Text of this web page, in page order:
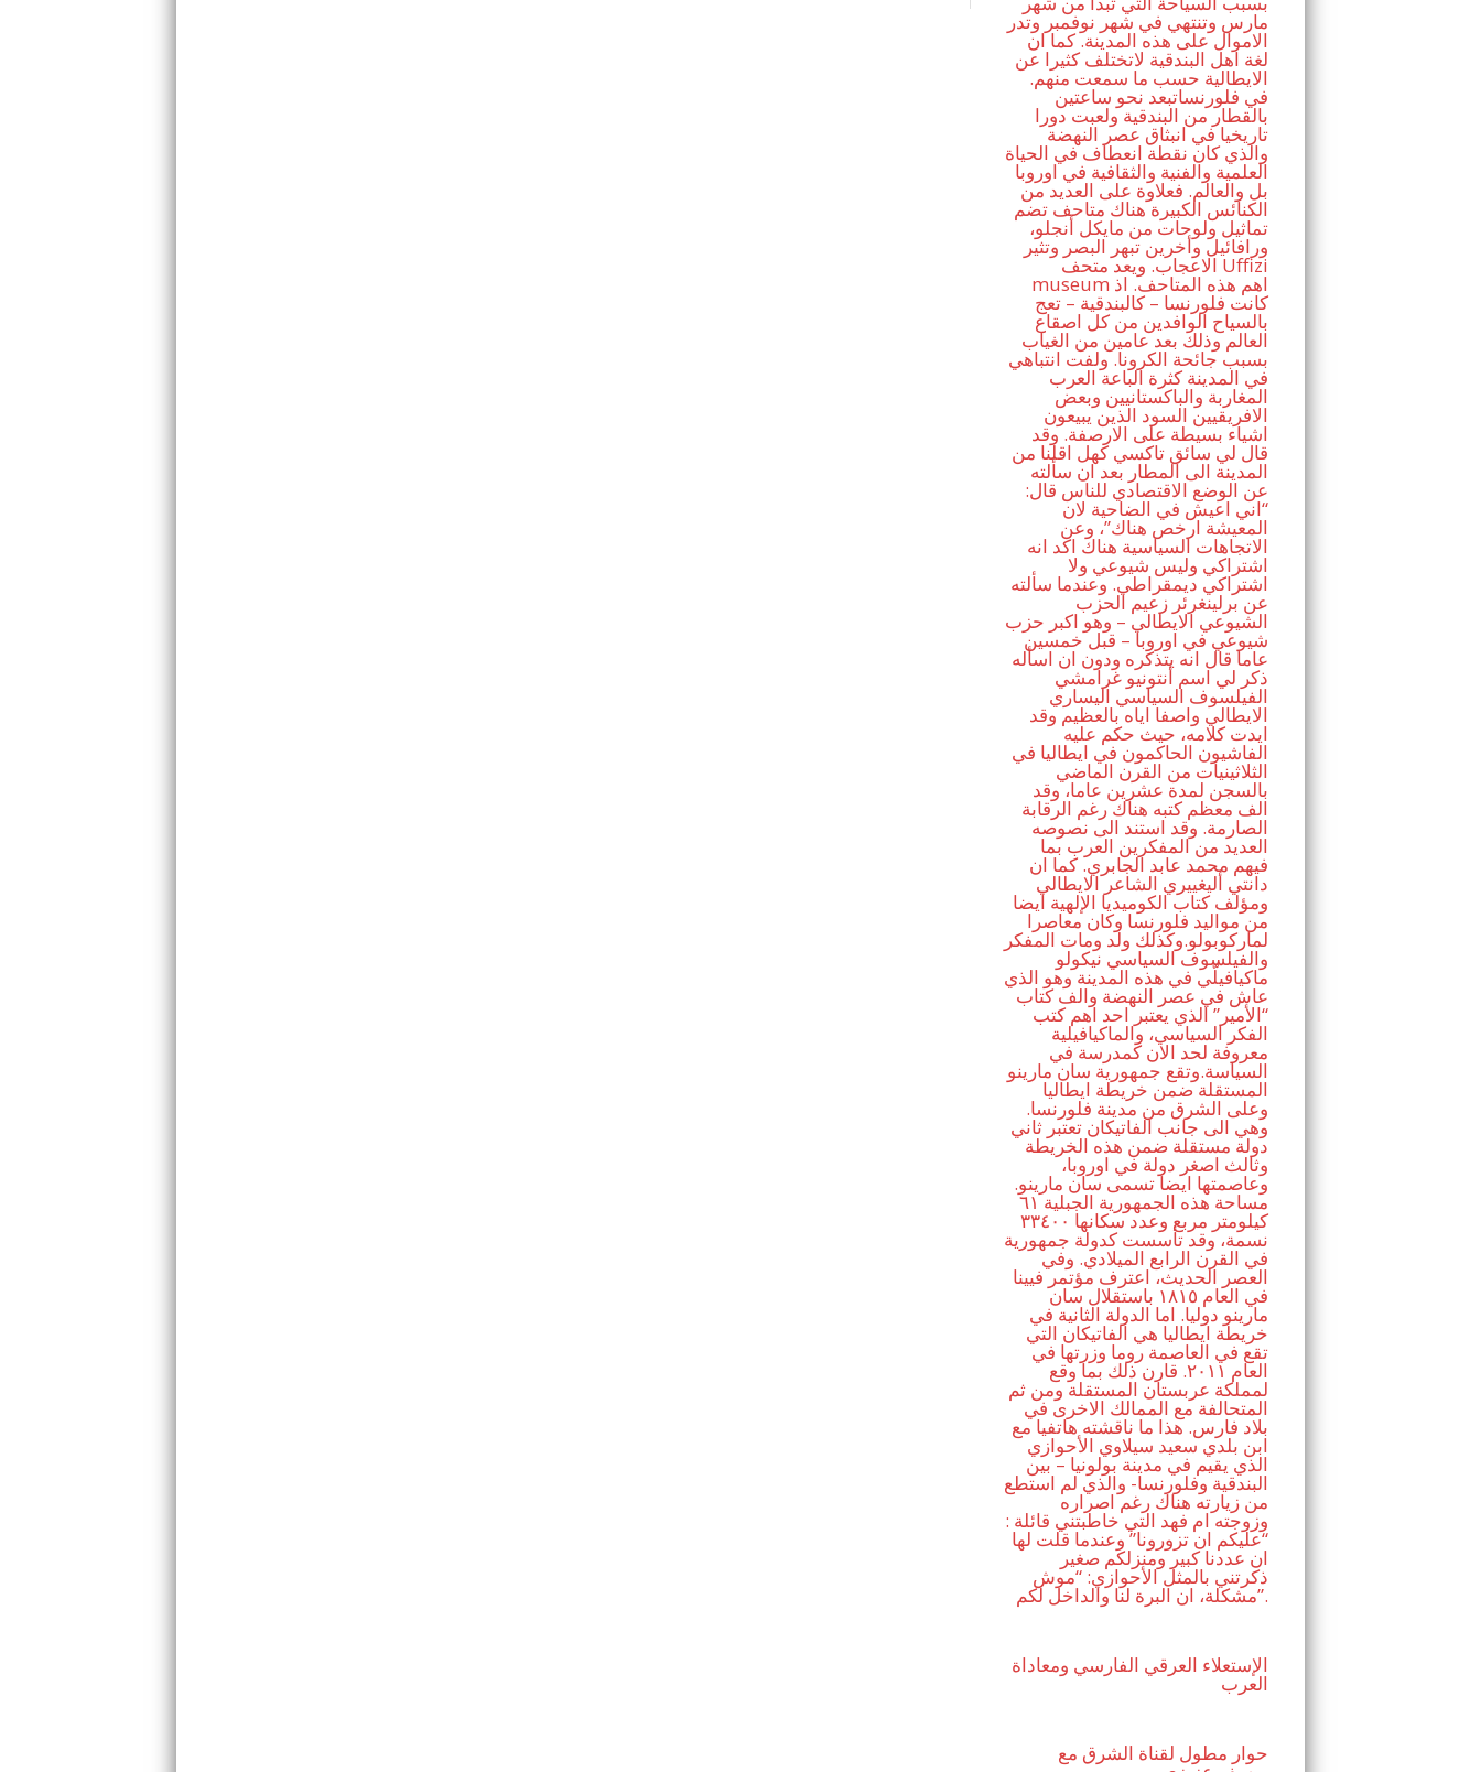
مارس وتنتهي في شهر نوفمبر وتدر
الاموال على هذه المدينة. كما ان
لغة اهل البندقية لاتختلف كثيرا عن
الايطالية حسب ما سمعت منهم.
في فلورنساتبعد نحو ساعتين
بالقطار من البندقية ولعبت دورا
تاريخيا في انبثاق عصر النهضة
والذي كان نقطة انعطاف في الحياة
العلمية والفنية والثقافية في اوروبا
بل والعالم. فعلاوة على العديد من
الكنائس الكبيرة هناك متاحف تضم
تماثيل ولوحات من مايكل أنجلو،
ورافائيل وأخرين تبهر البصر وتثير
الاعجاب. ويعد متحف Uffizi
museum اهم هذه المتاحف. اذ
كانت فلورنسا – كالبندقية – تعج
بالسياح الوافدين من كل اصقاع
العالم وذلك بعد عامين من الغياب
بسبب جائحة الكرونا. ولفت انتباهي
في المدينة كثرة الباعة العرب
المغاربة والباكستانيين وبعض
الافريقيين السود الذين يبيعون
اشياء بسيطة على الارصفة. وقد
قال لي سائق تاكسي كهل اقلنا من
المدينة الى المطار بعد ان سألته
عن الوضع الاقتصادي للناس قال:
“اني اعيش في الضاحية لان
المعيشة ارخص هناك”، وعن
الاتجاهات السياسية هناك اكد انه
اشتراكي وليس شيوعي ولا
اشتراكي ديمقراطي. وعندما سألته
عن برلينغرئر زعيم الحزب
الشيوعي الايطالي – وهو اكبر حزب
شيوعي في اوروبا – قبل خمسين
عاما قال انه يتذكره ودون ان اسأله
ذكر لي اسم أنتونيو غرامشي
الفيلسوف السياسي اليساري
الايطالي واصفا اياه بالعظيم وقد
ايدت كلامه، حيث حكم عليه
الفاشيون الحاكمون في ايطاليا في
الثلاثينيات من القرن الماضي
بالسجن لمدة عشرين عاما، وقد
الف معظم كتبه هناك رغم الرقابة
الصارمة. وقد استند الى نصوصه
العديد من المفكرين العرب بما
فيهم محمد عابد الجابري. كما ان
دانتي أليغييري الشاعر الايطالي
ومؤلف كتاب الكوميديا الإلهية ايضا
من مواليد فلورنسا وكان معاصرا
لماركوبولو.وكذلك ولد ومات المفكر
والفيلسوف السياسي نيكولو
ماكيافيلّي في هذه المدينة وهو الذي
عاش في عصر النهضة والف كتاب
“الأمير” الذي يعتبر احد اهم كتب
الفكر السياسي، والماكيافيلية
معروفة لحد الان كمدرسة في
السياسة.وتقع جمهورية سان مارينو
المستقلة ضمن خريطة ايطاليا
وعلى الشرق من مدينة فلورنسا.
وهي الى جانب الفاتيكان تعتبر ثاني
دولة مستقلة ضمن هذه الخريطة
وثالث اصغر دولة في اوروبا،
وعاصمتها ايضا تسمى سان مارينو.
مساحة هذه الجمهورية الجبلية ٦١
كيلومتر مربع وعدد سكانها ٣٣٤٠٠
نسمة، وقد تأسست كدولة جمهورية
في القرن الرابع الميلادي. وفي
العصر الحديث، اعترف مؤتمر فيينا
في العام ١٨١٥ باستقلال سان
مارينو دوليا. اما الدولة الثانية في
خريطة ايطاليا هي الفاتيكان التي
تقع في العاصمة روما وزرتها في
العام ٢٠١١. قارن ذلك بما وقع
لمملكة عربستان المستقلة ومن ثم
المتحالفة مع الممالك الاخرى في
بلاد فارس. هذا ما ناقشته هاتفيا مع
ابن بلدي سعيد سيلاوي الأحوازي
الذي يقيم في مدينة بولونيا – بين
البندقية وفلورنسا- والذي لم استطع
من زيارته هناك رغم اصراره
وزوجته ام فهد التي خاطبتني قائلة :
“عليكم ان تزورونا” وعندما قلت لها
ان عددنا كبير ومنزلكم صغير
ذكرتني بالمثل الأحوازي: “موش
مشكلة، ان البرة لنا والداخل لكم”.
الإستعلاء العرقي الفارسي ومعاداة
العرب
حوار مطول لقناة الشرق مع